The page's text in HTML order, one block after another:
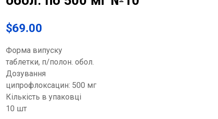
$69.00
Форма випуску
таблетки, п/полон. обол.
Дозування
ципрофлоксацин: 500 мг
Кількість в упаковці
10 шт